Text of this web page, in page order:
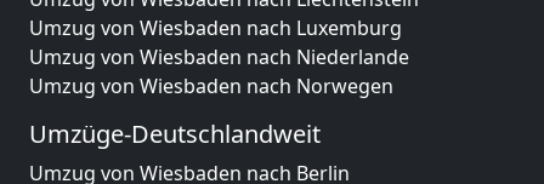
Umzug von Wiesbaden nach Luxemburg
Umzug von Wiesbaden nach Niederlande
Umzug von Wiesbaden nach Norwegen
Umzüge-Deutschlandweit
Umzug von Wiesbaden nach Berlin